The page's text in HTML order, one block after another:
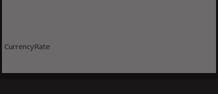
CurrencyRate